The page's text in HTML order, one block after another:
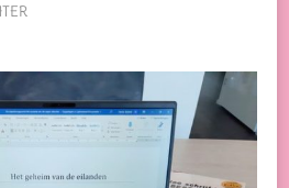
REDACTEUR
(BIJNA)
MIJN
LEZEN…